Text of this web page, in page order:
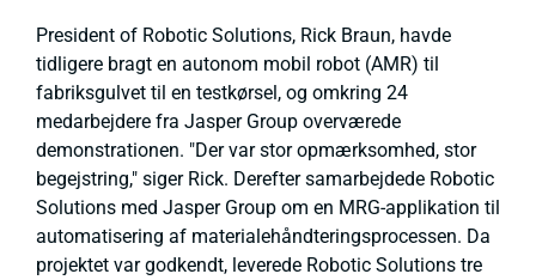
President of Robotic Solutions, Rick Braun, havde
tidligere bragt en autonom mobil robot (AMR) til
fabriksgulvet til en testkørsel, og omkring 24
medarbejdere fra Jasper Group overværede
demonstrationen. "Der var stor opmærksomhed, stor
begejstring," siger Rick. Derefter samarbejdede Robotic
Solutions med Jasper Group om en MRG-applikation til
automatisering af materialehåndteringsprocessen. Da
projektet var godkendt, leverede Robotic Solutions tre